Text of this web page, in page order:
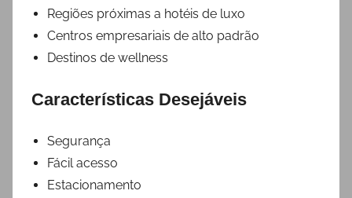
Regiões próximas a hotéis de luxo
Centros empresariais de alto padrão
Destinos de wellness
Características Desejáveis
Segurança
Fácil acesso
Estacionamento